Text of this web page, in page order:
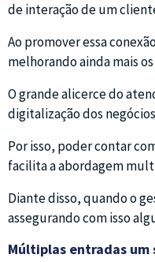
de interação de um
Ao promover essa
melhorando ainda mais
O grande alicerce do
digitalização dos
Por isso, poder contar
facilita a abordagem
Diante disso, quando o
assegurando com isso
Múltiplas entradas um